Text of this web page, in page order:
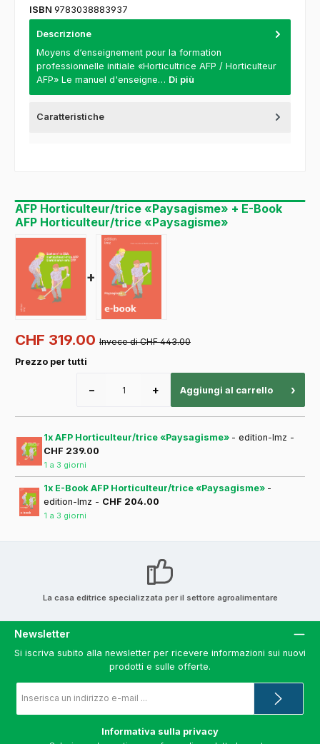
ISBN 9783038883937
Descrizione
Moyens d‘enseignement pour la formation
professionnelle initiale «Horticultrice AFP / Horticulteur
AFP» Le manuel d'enseigne… Di più
Caratteristiche
AFP Horticulteur/trice «Paysagisme» + E-Book
AFP Horticulteur/trice «Paysagisme»
+
CHF 319.00 Invece di CHF 443.00
Prezzo per tutti
− + Aggiungi al carrello ›
1x AFP Horticulteur/trice «Paysagisme» - edition-lmz -
CHF 239.00
1 a 3 giorni
1x E-Book AFP Horticulteur/trice «Paysagisme» -
edition-lmz - CHF 204.00
1 a 3 giorni
La casa editrice specializzata per il settore agroalimentare
Newsletter
Si iscriva subito alla newsletter per ricevere informazioni sui nuovi
prodotti e sulle offerte.
e-
*
Informativa sulla privacy